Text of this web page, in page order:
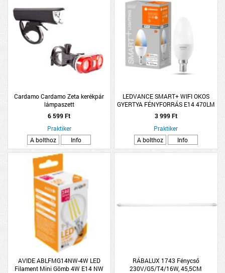
Cardamo Cardamo Zeta kerékpár
lámpaszett
6 599 Ft
Praktiker
A bolthoz
Info
LEDVANCE SMART+ WIFI OKOS
GYERTYA FÉNYFORRÁS E14 470LM
DIMMELHETŐ
3 999 Ft
Praktiker
A bolthoz
Info
AVIDE ABLFMG14NW-4W LED
Filament Mini Gömb 4W E14 NW
RÁBALUX 1743 Fénycső
230V/G5/T4/16W, 45,5CM